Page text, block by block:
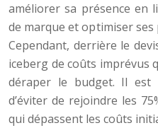
améliorer sa présence en
de marque et optimiser
Cependant, derrière le
iceberg de coûts imprévus
déraper le budget. Il est
d’éviter de rejoindre les
qui dépassent les coûts